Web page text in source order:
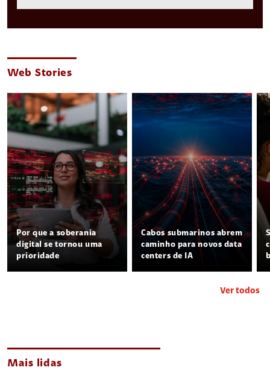
Web Stories
Por que a soberania
digital se tornou uma
prioridade
Cabos submarinos abrem
caminho para novos data
centers de IA
Ver todos
Mais lidas